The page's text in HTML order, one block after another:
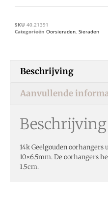
SKU 40.21391
Categorieën Oorsieraden, Sieraden
Beschrijving
Aanvullende
Beschrijving
14k Geelgouden oorhangers
10×6.5mm. De oorhangers
1.5cm.